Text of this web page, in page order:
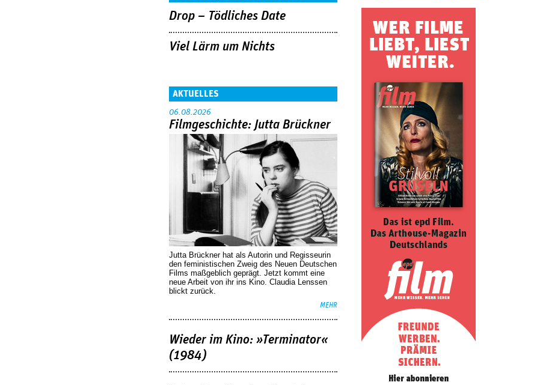
Drop – Tödliches Date
Viel Lärm um Nichts
AKTUELLES
06.08.2026
Filmgeschichte: Jutta Brückner
Jutta Brückner hat als Autorin und Regisseurin
den feministischen Zweig des Neuen Deutschen
Films maßgeblich geprägt. Jetzt kommt eine
neue Arbeit von ihr ins Kino. Claudia Lenssen
blickt zurück.
MEHR
Wieder im Kino: »Terminator«
(1984)